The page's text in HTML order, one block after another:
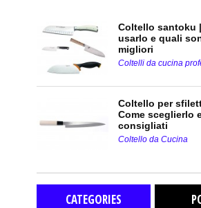
Coltello santoku
usarlo e quali
migliori
Coltelli da cucina
Coltello per
Come sceglierlo
consigliati
Coltello da Cucina
CATEGORIES